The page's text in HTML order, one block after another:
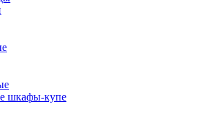
шкафы-купе